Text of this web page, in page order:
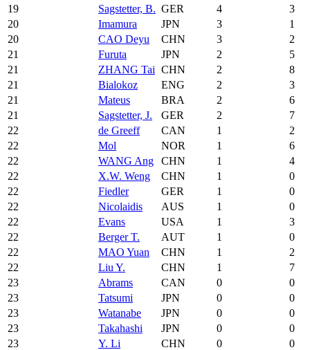
19
Sagstetter, B. GER 4
3
20
Imamura JPN 3
1
20
CAO Deyu CHN 3
2
21
Furuta JPN 2
5
21
ZHANG Tai CHN 2
8
21
Bialokoz ENG 2
3
21
Mateus BRA 2
6
21
Sagstetter, J. GER 2
7
22
de Greeff CAN 1
2
22
Mol NOR 1
6
22
WANG Ang CHN 1
4
22
X.W. Weng CHN 1
0
22
Fiedler GER 1
0
22
Nicolaidis AUS 1
0
22
Evans USA 1
3
22
Berger T. AUT 1
0
22
MAO Yuan CHN 1
2
22
Liu Y. CHN 1
7
23
Abrams CAN 0
0
23
Tatsumi JPN 0
0
23
Watanabe JPN 0
0
23
Takahashi JPN 0
0
23
Y. Li CHN 0
0